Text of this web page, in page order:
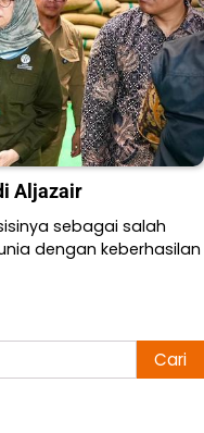
Aljazair
sebagai salah
dengan keberhasilan